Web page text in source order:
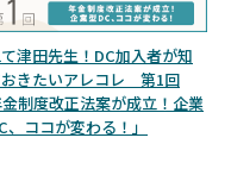
津田先生！DC加入者が知
おきたいアレコレ 第1回
金制度改正法案が成立！企業
、ココが変わる！」